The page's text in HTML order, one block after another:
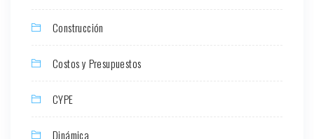
Construcción
Costos y Presupuestos
CYPE
Dinámica